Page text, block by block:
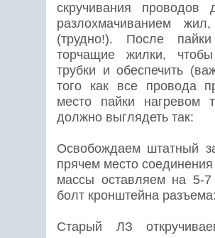
скручивания
разлохмачиванием
(трудно!). После
торчащие жилки,
трубки и обеспечить
того как все провода
место пайки нагревом
должно выглядеть так:
Освобождаем штатный
прячем место
массы оставляем на 5-
болт кронштейна
Старый ЛЗ